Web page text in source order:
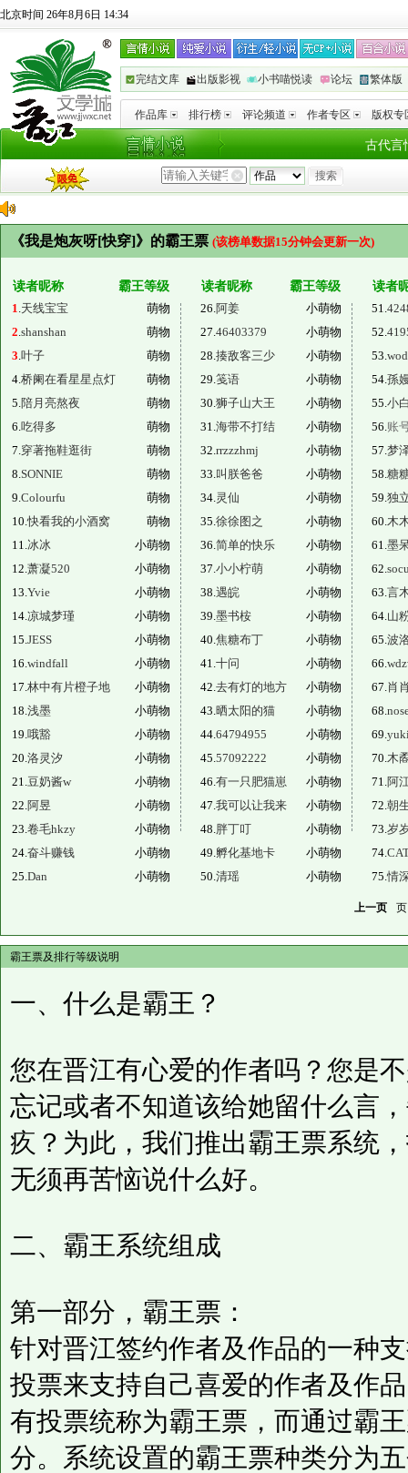
北京时间 26年8月6日 14:34
完结文库 出版影视 小书喵悦读 论坛 繁体版
作品库 排行榜 评论频道 作者专区 版权专
古代言
《我是炮灰呀[快穿]》的霸王票 (该榜单数据15分钟会更新一次)
读者昵称
霸王等级
1.天线宝宝
萌物
2.shanshan
萌物
3.叶子
萌物
4.桥阑在看星星点灯
萌物
5.陪月亮熬夜
萌物
6.吃得多
萌物
7.穿著拖鞋逛街
萌物
8.SONNIE
萌物
9.Colourfu
萌物
10.快看我的小酒窝
萌物
11.冰冰
小萌物
12.萧凝520
小萌物
13.Yvie
小萌物
14.凉城梦瑾
小萌物
15.JESS
小萌物
16.windfall
小萌物
17.林中有片橙子地
小萌物
18.浅墨
小萌物
19.哦豁
小萌物
20.洛灵汐
小萌物
21.豆奶酱w
小萌物
22.阿昱
小萌物
23.卷毛hkzy
小萌物
24.奋斗赚钱
小萌物
25.Dan 小萌物
读者昵称
霸王等级
26.阿姜
小萌物
27.46403379
小萌物
28.揍敌客三少
小萌物
29.笺语
小萌物
30.狮子山大王
小萌物
31.海带不打结
小萌物
32.rrzzzhmj
小萌物
33.叫朕爸爸
小萌物
34.灵仙
小萌物
35.徐徐图之
小萌物
36.简单的快乐
小萌物
37.小小柠萌
小萌物
38.遇皖
小萌物
39.墨书桉
小萌物
40.焦糖布丁
小萌物
41.十问
小萌物
42.去有灯的地方
小萌物
43.晒太阳的猫
小萌物
44.64794955
小萌物
45.57092222
小萌物
46.有一只肥猫崽
小萌物
47.我可以让我来
小萌物
48.胖丁叮
小萌物
49.孵化基地卡
小萌物
50.清瑶 小萌物
读者
51.
52.
53.
54.孫
55.小
56.账
57.梦
58.糖
59.独
60.木
61.墨
62.
63.言
64.山
65.波
66.
67.肖
68.
69.
70.木
71.阿
72.朝
73.岁
74.
75.情
上一页
霸王票及排行等级说明
一、什么是霸王？
您在晋江有心爱的作者吗？您是
忘记或者不知道该给她留什么言
疚？为此，我们推出霸王票系统
无须再苦恼说什么好。
二、霸王系统组成
第一部分，霸王票：
针对晋江签约作者及作品的一种
投票来支持自己喜爱的作者及作
有投票统称为霸王票，而通过霸
分。系统设置的霸王票种类分为